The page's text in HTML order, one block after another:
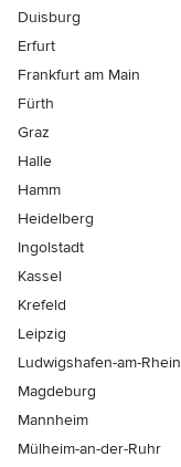
Duisburg
Erfurt
Frankfurt am Main
Fürth
Graz
Halle
Hamm
Heidelberg
Ingolstadt
Kassel
Krefeld
Leipzig
Ludwigshafen-am-Rhein
Magdeburg
Mannheim
Mülheim-an-der-Ruhr